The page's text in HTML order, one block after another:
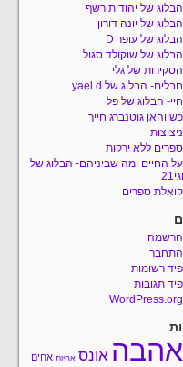
הבלוג של יהודית רשף
הבלוג של יונה דורון
הבלוג של עופר D
הבלוג של שוקולד סגול
הסקירות של גלי
חבלים- הבלוג של yael d.
חיי- הבלוג של פל
כשיוהאן גוטנברג חייך
ניצוצות
ספרים ללא ירקות
על החיים ומה שביניהם- הבלוג של
קואלת ספרים
הרשמה
התחבר
פיד רשומות
פיד תגובות
WordPress.org
אהבה אונס אחיות אחים